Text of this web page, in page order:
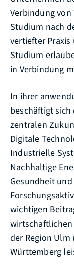
Verbindung
Studium nach
vertiefter
Studium
in Verbindung
In ihrer
beschäftigt
zentralen
Digitale
Industrielle
Nachhaltige
Gesundheit
wichtigen
der Region Ulm
Württemberg